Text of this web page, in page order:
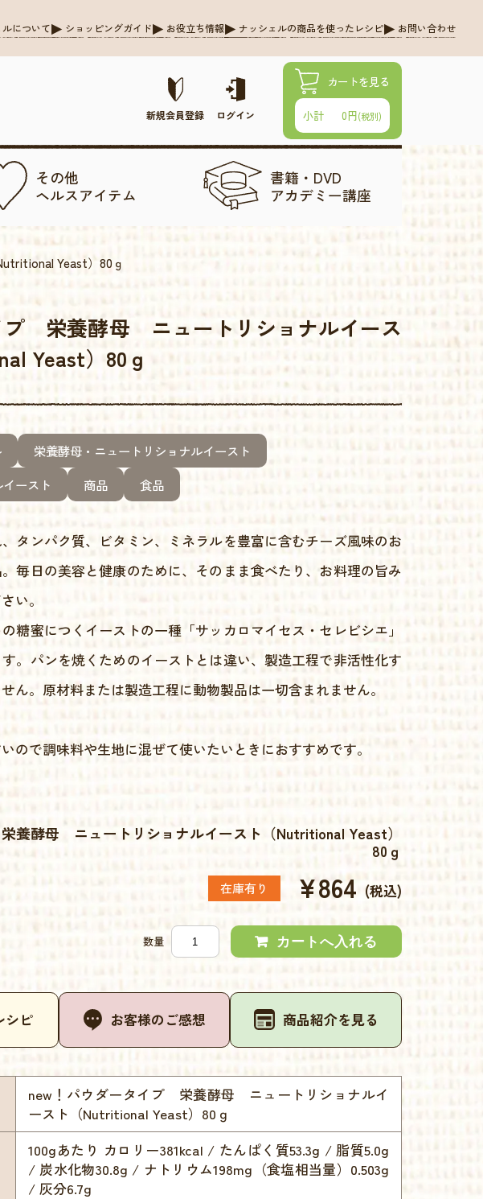
について ショッピングガイド お役立ち情報 ナッシェルの商品を使ったレシピ お問い合わせ
新規会員登録 ログイン
カートを見る
小計 0円(税別)
その他
ヘルスアイテム
書籍・DVD
アカデミー講座
Yeast）80ｇ
プ 栄養酵母 ニュートリショナルイース
Yeast）80ｇ
栄養酵母・ニュートリショナルイースト
ースト
商品 食品
タンパク質、ビタミン、ミネラルを豊富に含むチーズ風味のお
毎日の美容と健康のために、そのまま食べたり、お料理の旨み
い。
糖蜜につくイーストの一種「サッカロマイセス・セレビシエ」
。パンを焼くためのイーストとは違い、製造工程で非活性化す
ん。原材料または製造工程に動物製品は一切含まれません。
ので調味料や生地に混ぜて使いたいときにおすすめです。
養酵母 ニュートリショナルイースト（Nutritional Yeast）
80ｇ
在庫有り ¥864 (税込)
数量
シピ お客様のご感想 商品紹介を見る
new！パウダータイプ 栄養酵母 ニュートリショナルイ
ースト（Nutritional Yeast）80ｇ
100gあたり カロリー381kcal / たんぱく質53.3g / 脂質5.0g
/ 炭水化物30.8g / ナトリウム198mg（食塩相当量）0.503g
/ 灰分6.7g